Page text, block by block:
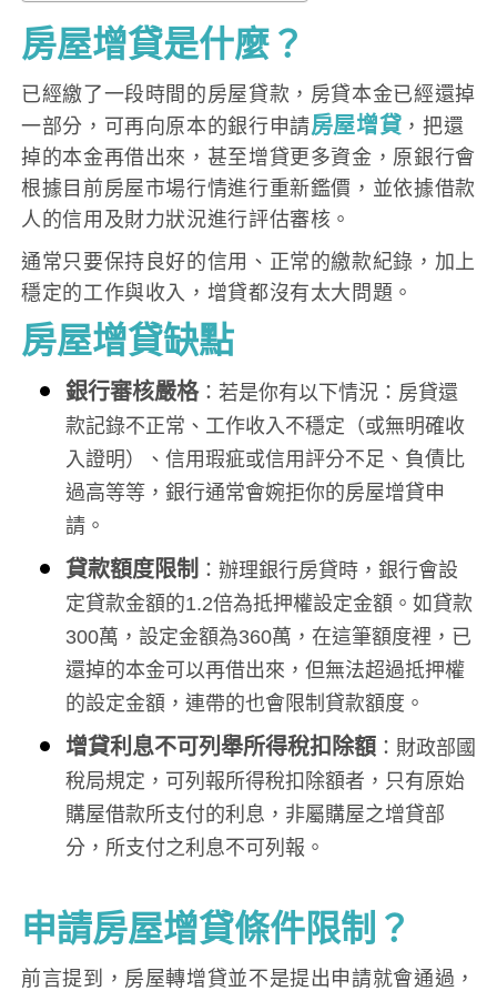
房屋增貸是什麼？
已經繳了一段時間的房屋貸款，房貸本金已經還掉
一部分，可再向原本的銀行申請房屋增貸 ，把還
掉的本金再借出來，甚至增貸更多資金，原銀行會
根據目前房屋市場行情進行重新鑑價，並依據借款
人的信用及財力狀況進行評估審核。
通常只要保持良好的信用、正常的繳款紀錄，加上
穩定的工作與收入，增貸都沒有太大問題。
房屋增貸缺點
銀行審核嚴格：若是你有以下情況：房貸還
款記錄不正常、工作收入不穩定（或無明確收
入證明）、信用瑕疵或信用評分不足、負債比
過高等等，銀行通常會婉拒你的房屋增貸申
請。
貸款額度限制 ：辦理銀行房貸時，銀行會設
定貸款金額的1.2倍為抵押權設定金額。如貸款
300萬，設定金額為360萬，在這筆額度裡，已
還掉的本金可以再借出來，但無法超過抵押權
的設定金額，連帶的也會限制貸款額度。
增貸利息不可列舉所得稅扣除額 ：財政部國
稅局規定，可列報所得稅扣除額者，只有原始
購屋借款所支付的利息，非屬購屋之增貸部
分，所支付之利息不可列報。
申請房屋增貸條件限制？
前言提到，房屋轉增貸並不是提出申請就會通過，